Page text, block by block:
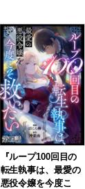
『ループ100回目の
転生執事は、最愛の
悪役令嬢を今度こ